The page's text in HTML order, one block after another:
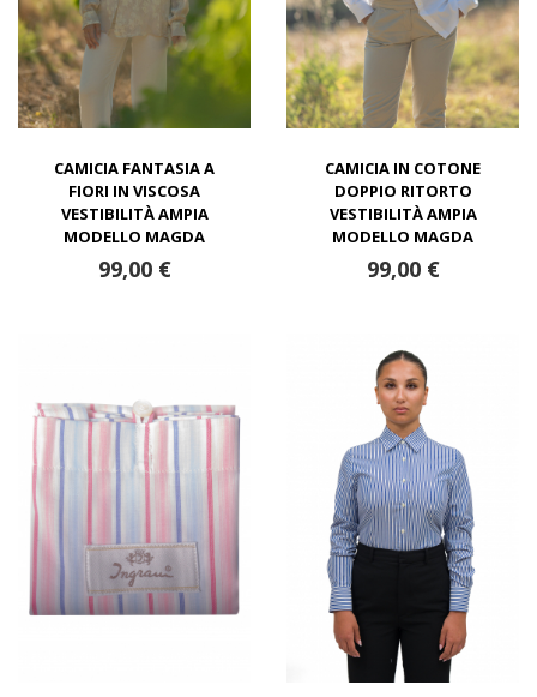
CAMICIA FANTASIA A
FIORI IN VISCOSA
VESTIBILITÀ AMPIA
MODELLO MAGDA
99,00 €
CAMICIA IN COTONE
DOPPIO RITORTO
VESTIBILITÀ AMPIA
MODELLO MAGDA
99,00 €